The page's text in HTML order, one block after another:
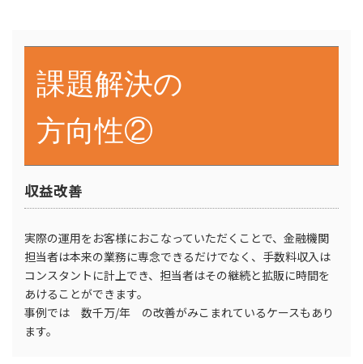
課題解決の
方向性②
収益改善
実際の運用をお客様におこなっていただくことで、金融機関
担当者は本来の業務に専念できるだけでなく、手数料収入は
コンスタントに計上でき、担当者はその継続と拡販に時間を
あけることができます。
事例では 数千万/年 の改善がみこまれているケースもあり
ます。